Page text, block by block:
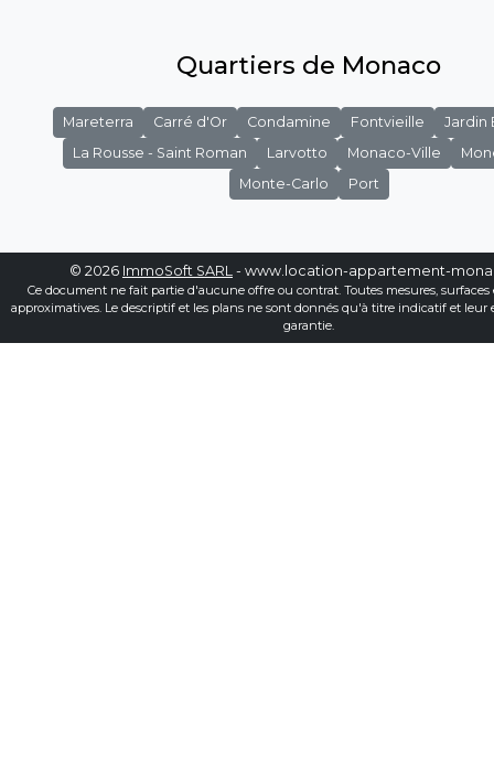
Quartiers de Monaco
Mareterra Carré d'Or Condamine Fontvieille
Jardin
La Rousse - Saint Roman
Larvotto Monaco-Ville
Monte-Carlo
Port
© 2026 ImmoSoft SARL - www.location-appartement-
Ce document ne fait partie d'aucune offre ou contrat. Toutes mesures, surfaces
approximatives. Le descriptif et les plans ne sont donnés qu'à titre indicatif et leur
garantie.